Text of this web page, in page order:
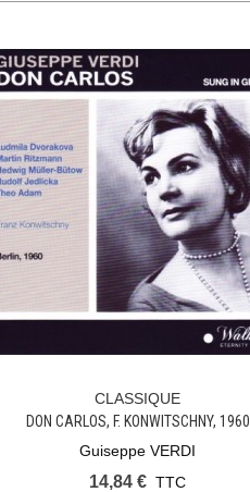
Ajouter Au Panier
CLASSIQUE
DON CARLOS, F. KONWITSCHNY, 1960
Guiseppe VERDI
14,84 € TTC